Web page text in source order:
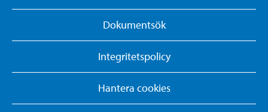
Dokumentsök
Integritetspolicy
Hantera cookies